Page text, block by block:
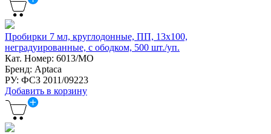
Пробирки 7 мл, круглодонные, ПП, 13х100,
неградуированные, с ободком, 500 шт./уп.
Кат. Номер: 6013/MO
Бренд: Aptaca
РУ: ФСЗ 2011/09223
Добавить в корзину